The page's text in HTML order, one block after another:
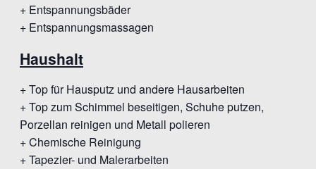
+ Entspannungsbäder
+ Entspannungsmassagen
Haushalt
+ Top für Hausputz und andere Hausarbeiten
+ Top zum Schimmel beseitigen, Schuhe putzen,
Porzellan reinigen und Metall polieren
+ Chemische Reinigung
+ Tapezier- und Malerarbeiten